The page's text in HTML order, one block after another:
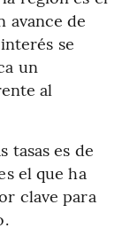
avance de
se
un
al
tasas es de
el que ha
clave para